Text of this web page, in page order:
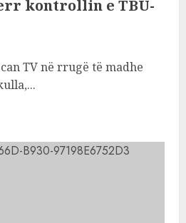
kontrollin e TBU-
TV në rrugë të madhe